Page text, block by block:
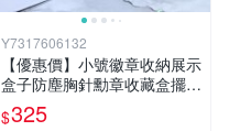
Y7317606132
【優惠價】小號徽章收納展示
盒子防塵胸針勳章收藏盒擺臺
展示架
$325